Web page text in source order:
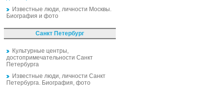
Известные люди, личности Москвы.
Биография и фото
Санкт Петербург
Культурные центры,
достопримечательности Санкт
Петербурга
Известные люди, личности Санкт
Петербурга. Биография, фото